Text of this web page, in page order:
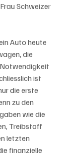
Schweizer
Auto heute
die
ist
die erste
zu den
wie die
Treibstoff
letzten
finanzielle